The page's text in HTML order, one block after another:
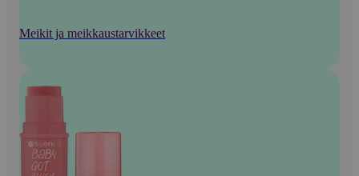
Meikit ja meikkaustarvikkeet